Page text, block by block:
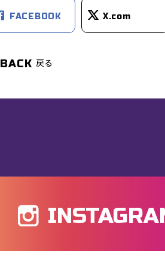
FACEBOOK X.com
BACK 戻る